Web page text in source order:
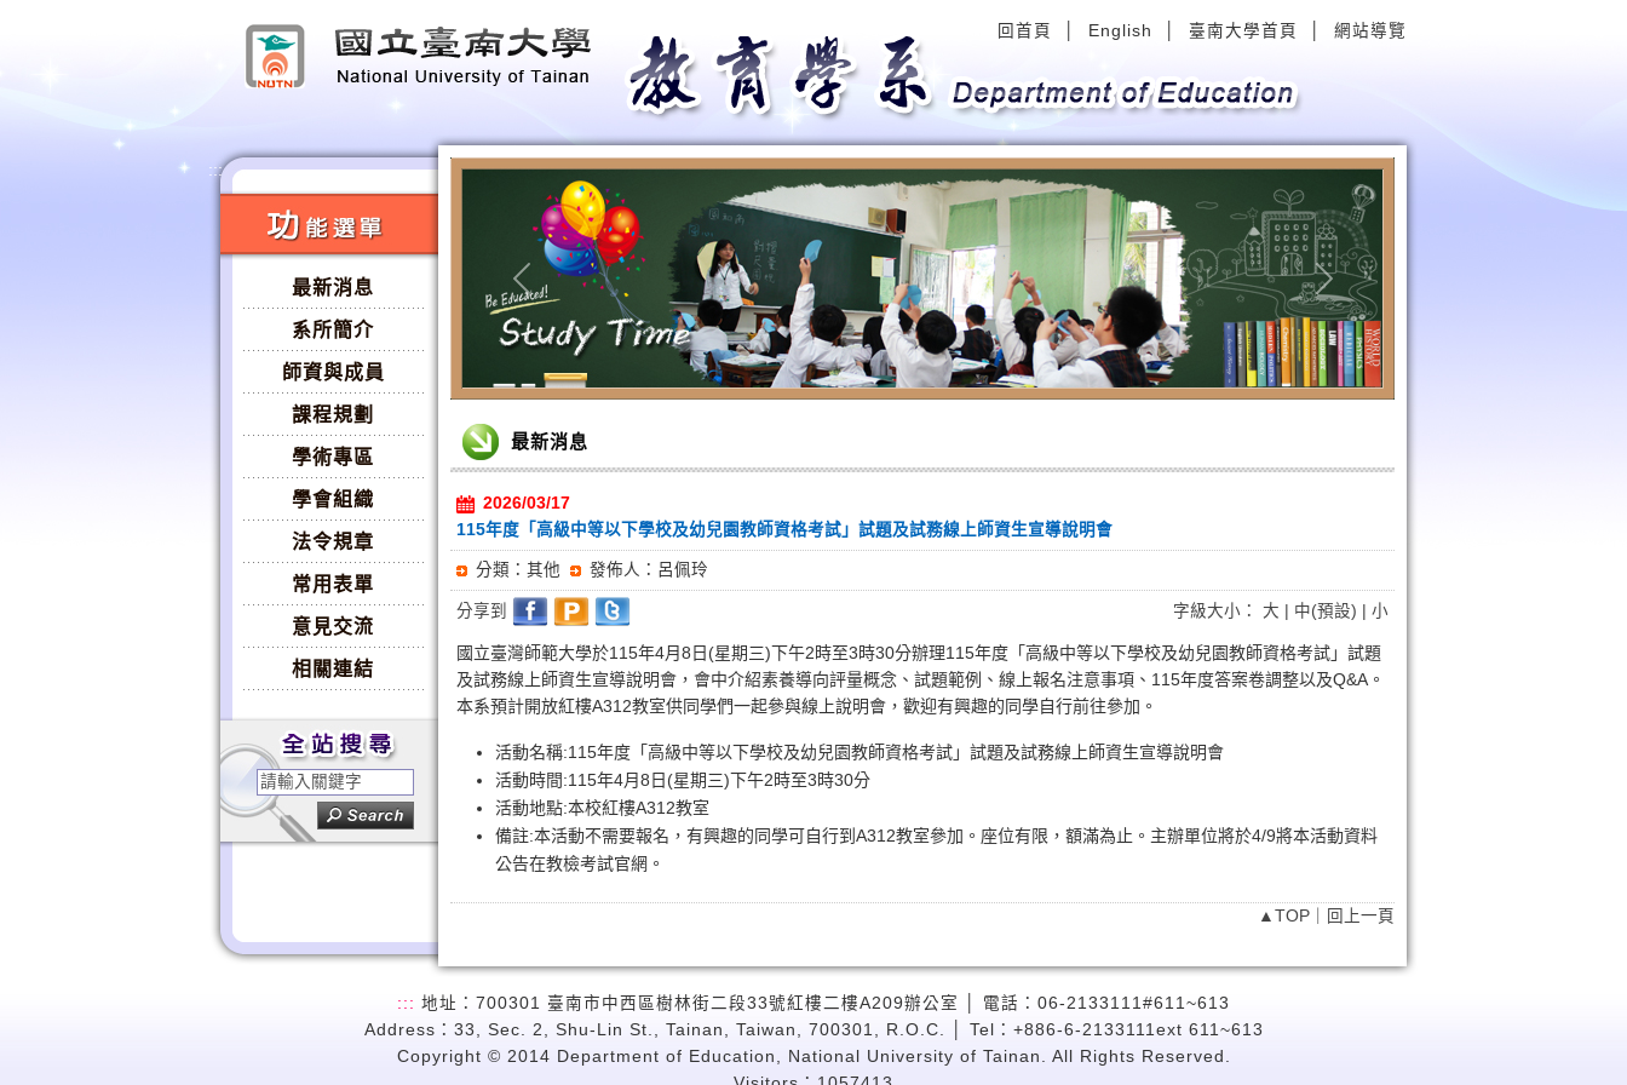
網站導覽
臺南大學首頁
English
回首頁
:::
最新消息
系所簡介
師資與成員
課程規劃
學術專區
學會組織
法令規章
常用表單
意見交流
相關連結
Previous Next
最新消息
2026/03/17
115年度「高級中等以下學校及幼兒園教師資格考試」試題及試務線上師資生宣導說明會
分類：其他 發佈人：呂佩玲
分享到 字級大小： 大 中(預設) 小
國立臺灣師範大學於115年4月8日(星期三)下午2時至3時30分辦理115年度「高級中等以下學校及幼兒園教師資格考試」試題
及試務線上師資生宣導說明會，會中介紹素養導向評量概念、試題範例、線上報名注意事項、115年度答案卷調整以及Q&A。
本系預計開放紅樓A312教室供同學們一起參與線上說明會，歡迎有興趣的同學自行前往參加。
活動名稱:115年度「高級中等以下學校及幼兒園教師資格考試」試題及試務線上師資生宣導說明會
活動時間:115年4月8日(星期三)下午2時至3時30分
活動地點:本校紅樓A312教室
備註:本活動不需要報名，有興趣的同學可自行到A312教室參加。座位有限，額滿為止。主辦單位將於4/9將本活動資料
公告在教檢考試官網。
▲TOP 回上一頁
::: 地址：700301 臺南市中西區樹林街二段33號紅樓二樓A209辦公室 │ 電話：06-2133111#611~613
Address：33, Sec. 2, Shu-Lin St., Tainan, Taiwan, 700301, R.O.C. │ Tel：+886-6-2133111ext 611~613
Copyright © 2014 Department of Education, National University of Tainan. All Rights Reserved.